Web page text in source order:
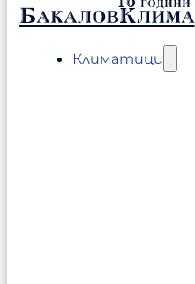
БакаловКлима
Климатици